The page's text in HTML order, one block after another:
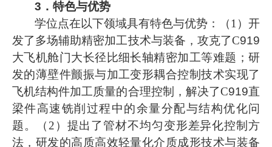
3． 特色与优势
学位点在以下领域具有特色与优势：
（1）开
发了多场辅助精密加工技术与装备，攻克了C919
大飞机舱门大长径比细长轴精密加工等难题；研
发的薄壁件颤振与加工变形耦合控制技术实现了
飞机结构件加工质量的合理控制，解决了C919直
梁件高速铣削过程中的余量分配与结构优化问
题。（ 2）提出了管材不均匀变形差异化控制方
法，研发的高质高效轻量化介质成形技术与装备